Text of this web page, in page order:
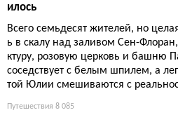
илось
Всего семьдесят жителей, но
ь в скалу над заливом Сен-
ктуру, розовую церковь и башню
соседствует с белым шпилем, а
той Юлии смешиваются с
Путешествия 8 085